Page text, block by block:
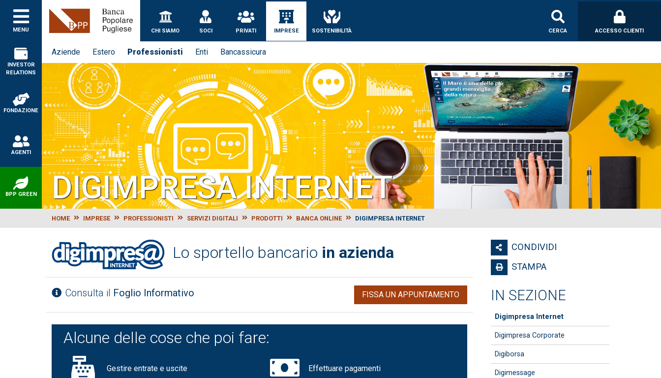
MENU CHI SIAMO SOCI PRIVATI IMPRESE SOSTENIBILITÀ
Aziende Estero Professionisti Enti Bancassicura
INVESTOR
RELATIONS
FONDAZIONE
AGENTI
BPP GREEN
CERCA ACCESSO CLIENTI
DIGIMPRESA INTERNET
HOME IMPRESE PROFESSIONISTI SERVIZI DIGITALI PRODOTTI BANCA ONLINE DIGIMPRESA INTERNET
Lo sportello bancario in azienda
Consulta il Foglio Informativo FISSA UN APPUNTAMENTO
Alcune delle cose che poi fare:
Gestire entrate e uscite Effettuare pagamenti
CONDIVIDI
STAMPA
IN SEZIONE
Digimpresa Internet
Digimpresa Corporate
Digiborsa
Digimessage